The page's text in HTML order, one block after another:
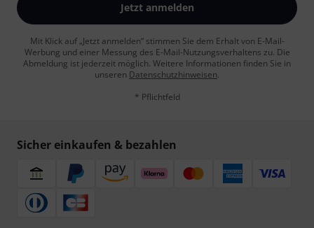
Jetzt anmelden
Mit Klick auf „Jetzt anmelden“ stimmen Sie dem Erhalt von E-Mail-
Werbung und einer Messung des E-Mail-Nutzungsverhaltens zu. Die
Abmeldung ist jederzeit möglich. Weitere Informationen finden Sie in
unseren Datenschutzhinweisen.
* Pflichtfeld
Sicher einkaufen & bezahlen